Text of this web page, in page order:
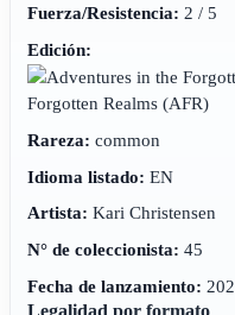
Fuerza/Resistencia: 2 / 5
Edición:
Forgotten Realms(AFR)
Rareza: common
Idioma listado: EN
Artista: Kari Christensen
N° de coleccionista: 45
Fecha de lanzamiento:
Legalidad por formato